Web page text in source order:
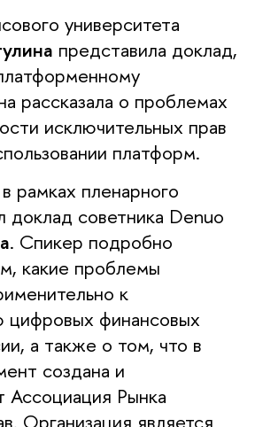
университета
представила доклад,
рассказала о проблемах
исключительных прав
платформ.
рамках пленарного
доклад советника Denuo
. Спикер подробно
какие проблемы
к
цифровых финансовых
а также о том, что в
создана и
Ассоциация Рынка